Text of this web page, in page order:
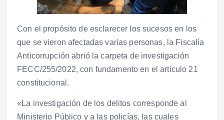
Con el propósito de esclarecer los sucesos en los
que se vieron afectadas varias personas, la Fiscalía
Anticorrupción abrió la carpeta de investigación
FECC/255/2022, con fundamento en el artículo 21
constitucional.
«La investigación de los delitos corresponde al
Ministerio Público y a las policías, las cuales